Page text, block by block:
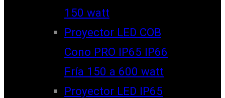
150 watt
Proyector LED COB
Cono PRO IP65 IP66
Fría 150 a 600 watt
Proyector LED IP65